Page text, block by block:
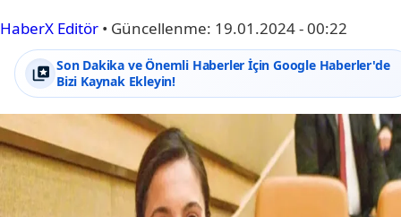
HaberX Editör • Güncellenme: 19.01.2024 - 00:22
Son Dakika ve Önemli Haberler İçin Google Haberler'de
Bizi Kaynak Ekleyin!